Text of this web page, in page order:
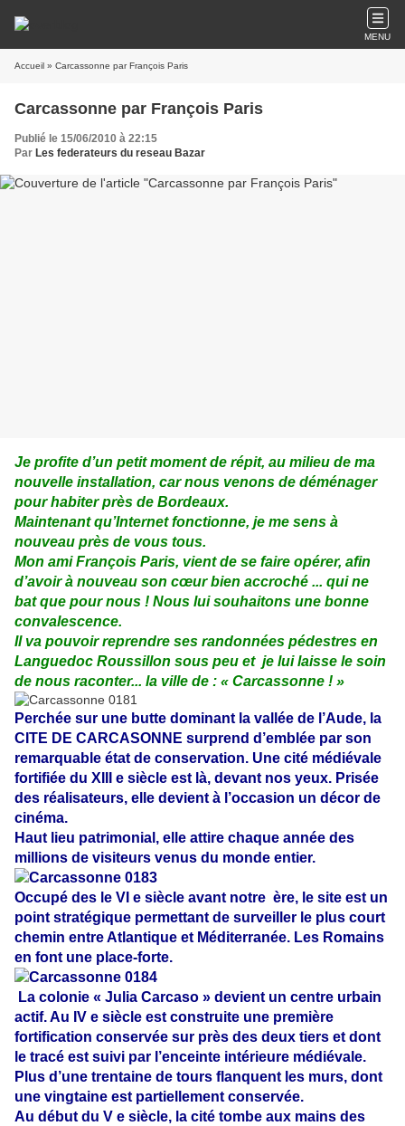
MENU
Accueil » Carcassonne par François Paris
Carcassonne par François Paris
Publié le 15/06/2010 à 22:15
Par Les federateurs du reseau Bazar
Je profite d’un petit moment de répit, au milieu de ma
nouvelle installation, car nous venons de déménager
pour habiter près de Bordeaux.
Maintenant qu’Internet fonctionne, je me sens à
nouveau près de vous tous.
Mon ami François Paris, vient de se faire opérer, afin
d’avoir à nouveau son cœur bien accroché ... qui ne
bat que pour nous ! Nous lui souhaitons une bonne
convalescence.
Il va pouvoir reprendre ses randonnées pédestres en
Languedoc Roussillon sous peu et je lui laisse le soin
de nous raconter... la ville de : « Carcassonne ! »
Perchée sur une butte dominant la vallée de l’Aude, la
CITE DE CARCASONNE surprend d’emblée par son
remarquable état de conservation. Une cité médiévale
fortifiée du XIII e siècle est là, devant nos yeux. Prisée
des réalisateurs, elle devient à l’occasion un décor de
cinéma.
Haut lieu patrimonial, elle attire chaque année des
millions de visiteurs venus du monde entier.
Occupé des le VI e siècle avant notre ère, le site est un
point stratégique permettant de surveiller le plus court
chemin entre Atlantique et Méditerranée. Les Romains
en font une place-forte.
La colonie « Julia Carcaso » devient un centre urbain
actif. Au IV e siècle est construite une première
fortification conservée sur près des deux tiers et dont
le tracé est suivi par l’enceinte intérieure médiévale.
Plus d’une trentaine de tours flanquent les murs, dont
une vingtaine est partiellement conservée.
Au début du V e siècle, la cité tombe aux mains des